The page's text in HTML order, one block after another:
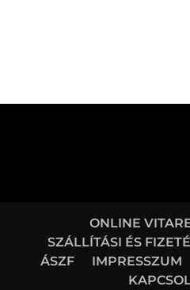
ONLINE
SZÁLLÍTÁSI ÉS
ÁSZF
IMPRESSZUM